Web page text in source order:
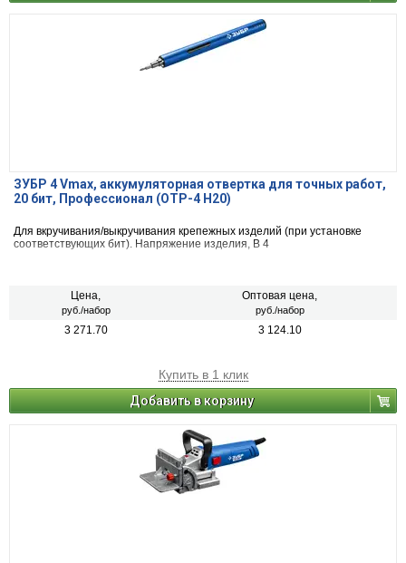
ЗУБР 4 Vmax, аккумуляторная отвертка для точных работ,
20 бит, Профессионал (ОТР-4 Н20)
Для вкручивания/выкручивания крепежных изделий (при установке
соответствующих бит). Напряжение изделия, В 4
Цена,
руб./набор
Оптовая цена,
руб./набор
3 271.70 3 124.10
Купить в 1 клик
Добавить в корзину